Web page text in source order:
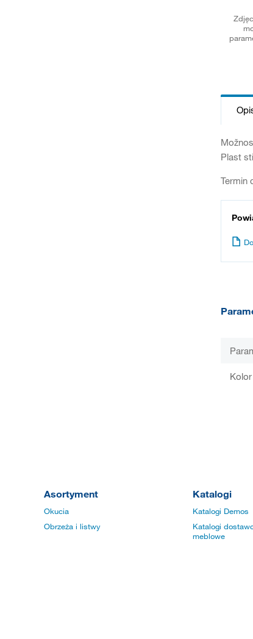
Plast
Termin
Kolor
Asortyment
Okucia
Obrzeża i listwy
Katalogi
Katalogi Demos
Katalogi
meblowe